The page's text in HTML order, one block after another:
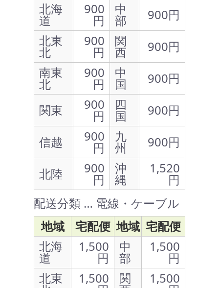
北海
道
900
円
中
部
900円
北東
北
900
円
関
西
900円
南東
北
900
円
中
国
900円
関東
900
円
四
国
900円
信越
900
円
九
州
900円
北陸
900
円
沖
縄
1,520
円
配送分類 … 電線・ケーブル
地域
宅配便 地域 宅配便
北海
道
1,500
円
中
部
1,500
円
北東
1,500 関 1,500